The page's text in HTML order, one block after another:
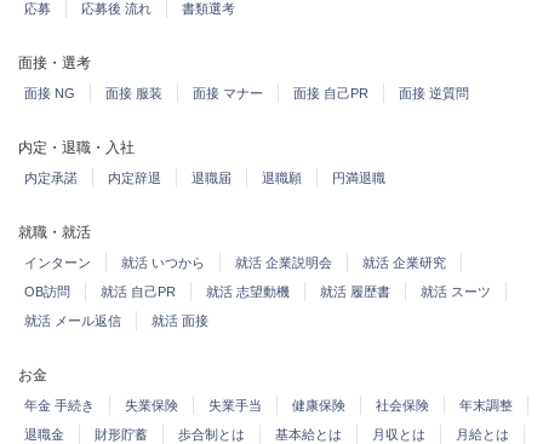
応募
応募後 流れ 書類選考
面接・選考
面接 NG 面接 服装 面接 マナー 面接 自己PR 面接 逆質問
内定・退職・入社
内定承諾 内定辞退 退職届 退職願 円満退職
就職・就活
インターン 就活 いつから 就活 企業説明会
就活 企業研究
OB訪問
就活 自己PR 就活 志望動機 就活 履歴書
就活 スーツ
就活 メール返信
就活 面接
お金
年金 手続き 失業保険 失業手当 健康保険 社会保険
年末調整
退職金
財形貯蓄 歩合制とは 基本給とは 月収とは
月給とは